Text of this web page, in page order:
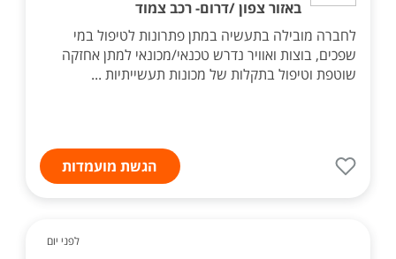
באזור צפון /דרום- רכב צמוד
לחברה מובילה בתעשיה במתן פתרונות לטיפול במי
שפכים, בוצות ואוויר נדרש טכנאי/מכונאי למתן אחזקה
שוטפת וטיפול בתקלות של מכונות תעשייתיות ...
הגשת מועמדות
לפני יום